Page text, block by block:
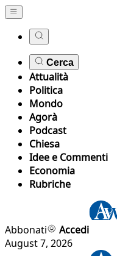
Cerca
Attualità
Politica
Mondo
Agorà
Podcast
Chiesa
Idee e Commenti
Economia
Rubriche
Abbonati
Accedi
August 7, 2026